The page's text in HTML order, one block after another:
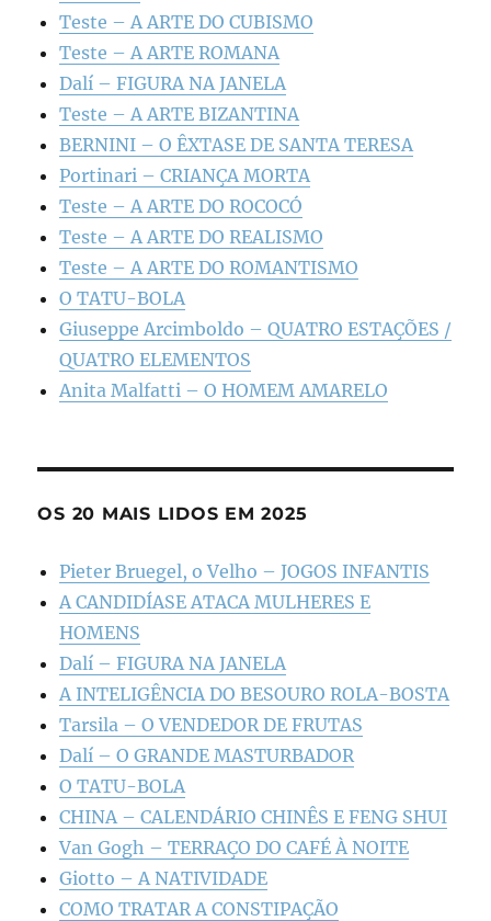
Teste – A ARTE DO CUBISMO
Teste – A ARTE ROMANA
Dalí – FIGURA NA JANELA
Teste – A ARTE BIZANTINA
BERNINI – O ÊXTASE DE SANTA TERESA
Portinari – CRIANÇA MORTA
Teste – A ARTE DO ROCOCÓ
Teste – A ARTE DO REALISMO
Teste – A ARTE DO ROMANTISMO
O TATU-BOLA
Giuseppe Arcimboldo – QUATRO ESTAÇÕES /
QUATRO ELEMENTOS
Anita Malfatti – O HOMEM AMARELO
OS 20 MAIS LIDOS EM 2025
Pieter Bruegel, o Velho – JOGOS INFANTIS
A CANDIDÍASE ATACA MULHERES E
HOMENS
Dalí – FIGURA NA JANELA
A INTELIGÊNCIA DO BESOURO ROLA-BOSTA
Tarsila – O VENDEDOR DE FRUTAS
Dalí – O GRANDE MASTURBADOR
O TATU-BOLA
CHINA – CALENDÁRIO CHINÊS E FENG SHUI
Van Gogh – TERRAÇO DO CAFÉ À NOITE
Giotto – A NATIVIDADE
COMO TRATAR A CONSTIPAÇÃO